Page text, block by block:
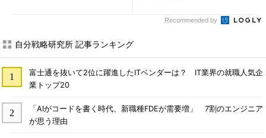
Recommended by
自分戦略研究所 記事ランキング
富士通を抜いて2位に躍進したITベンダーは？ IT業界の就職人気企
業トップ20
「AIがコードを書く時代、新職種FDEが需要増」 7割のエンジニア
が思う理由